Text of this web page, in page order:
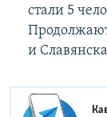
стали 5
и